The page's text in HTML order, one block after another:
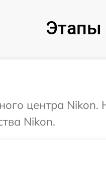
Этапы
центра
Nikon.